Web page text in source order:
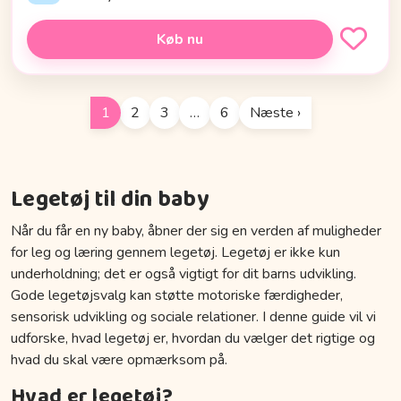
Køb nu
1 2 3 … 6 Næste ›
Legetøj til din baby
Når du får en ny baby, åbner der sig en verden af muligheder
for leg og læring gennem legetøj. Legetøj er ikke kun
underholdning; det er også vigtigt for dit barns udvikling.
Gode legetøjsvalg kan støtte motoriske færdigheder,
sensorisk udvikling og sociale relationer. I denne guide vil vi
udforske, hvad legetøj er, hvordan du vælger det rigtige og
hvad du skal være opmærksom på.